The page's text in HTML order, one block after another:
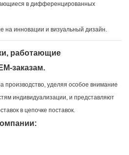
в дифференцированных
на инновации и визуальный дизайн.
работающие
заказам.
производство, уделяя особое внимание
индивидуализации, и представляют
в цепочке поставок.